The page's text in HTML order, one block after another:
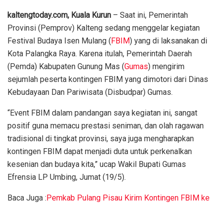
kaltengtoday.com, Kuala Kurun – Saat ini, Pemerintah
Provinsi (Pemprov) Kalteng sedang menggelar kegiatan
Festival Budaya Isen Mulang (FBIM) yang di laksanakan di
Kota Palangka Raya. Karena itulah, Pemerintah Daerah
(Pemda) Kabupaten Gunung Mas (Gumas) mengirim
sejumlah peserta kontingen FBIM yang dimotori dari Dinas
Kebudayaan Dan Pariwisata (Disbudpar) Gumas.
“Event FBIM dalam pandangan saya kegiatan ini, sangat
positif guna memacu prestasi seniman, dan olah ragawan
tradisional di tingkat provinsi, saya juga mengharapkan
kontingen FBIM dapat menjadi duta untuk perkenalkan
kesenian dan budaya kita,” ucap Wakil Bupati Gumas
Efrensia LP Umbing, Jumat (19/5).
Baca Juga :Pemkab Pulang Pisau Kirim Kontingen FBIM ke